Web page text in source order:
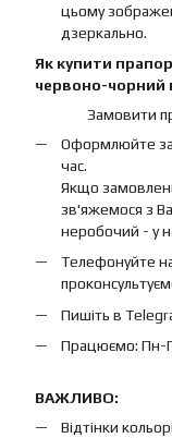
цьому
дзеркально.
Як купити
червоно-чорний
Замовити
Оформлюйте
час.
Якщо
зв'яжемося з
неробочий - у
Телефонуйте
Пишіть в
Працюємо: Пн-
ВАЖЛИВО:
Відтінки